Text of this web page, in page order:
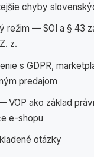
chyby
režim — SOI a § 43
z.
s GDPR,
predajom
VOP ako základ
e-shopu
otázky